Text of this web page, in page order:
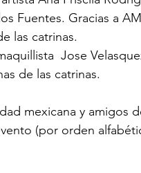
Fuentes. Gracias a
las catrinas.
Jose
de las catrinas.
mexicana y amigos
(por orden